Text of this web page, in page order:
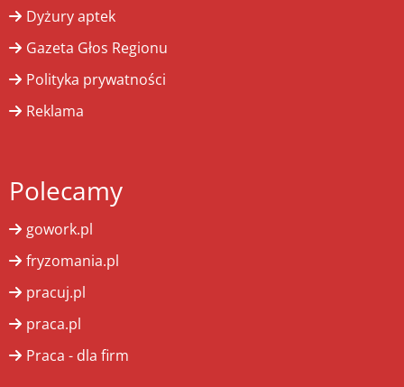
Dyżury aptek
Gazeta Głos Regionu
Polityka prywatności
Reklama
Polecamy
gowork.pl
fryzomania.pl
pracuj.pl
praca.pl
Praca - dla firm